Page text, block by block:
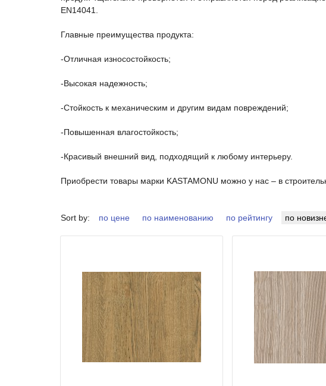
EN14041.
Главные преимущества продукта:
-Отличная износостойкость;
-Высокая надежность;
-Стойкость к механическим и другим видам повреждений;
-Повышенная влагостойкость;
-Красивый внешний вид, подходящий к любому интерьеру.
Приобрести товары марки KASTAMONU можно у нас – в
Sort by: по цене по наименованию по рейтингу по